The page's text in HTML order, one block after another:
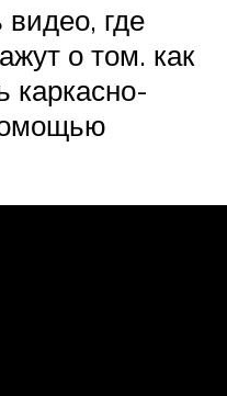
где
о том. как
каркасно-